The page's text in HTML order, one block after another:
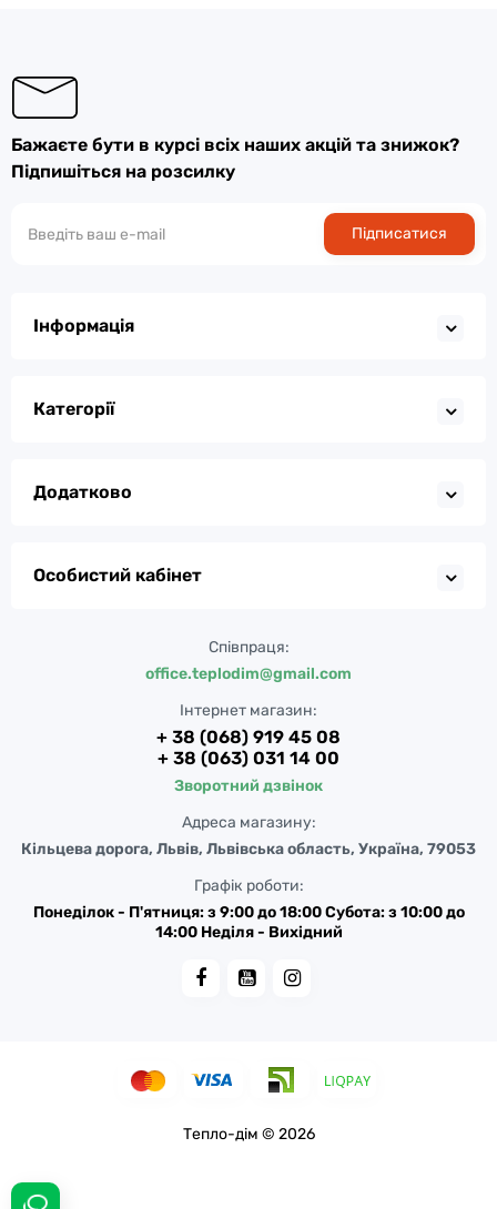
Бажаєте бути в курсі всіх наших акцій та знижок?
Підпишіться на розсилку
Підписатися
Інформація
Категорії
Додатково
Особистий кабінет
Співпраця:
office.teplodim@gmail.com
Інтернет магазин:
+ 38 (068) 919 45 08
+ 38 (063) 031 14 00
Зворотний дзвінок
Адреса магазину:
Кільцева дорога, Львів, Львівська область, Україна, 79053
Графік роботи:
Понеділок - П'ятниця: з 9:00 до 18:00 Субота: з 10:00 до
14:00 Неділя - Вихідний
Тепло-дім © 2026